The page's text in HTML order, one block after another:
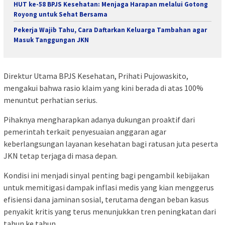
HUT ke-58 BPJS Kesehatan: Menjaga Harapan melalui Gotong
Royong untuk Sehat Bersama
Pekerja Wajib Tahu, Cara Daftarkan Keluarga Tambahan agar
Masuk Tanggungan JKN
Direktur Utama BPJS Kesehatan, Prihati Pujowaskito,
mengakui bahwa rasio klaim yang kini berada di atas 100%
menuntut perhatian serius.
Pihaknya mengharapkan adanya dukungan proaktif dari
pemerintah terkait penyesuaian anggaran agar
keberlangsungan layanan kesehatan bagi ratusan juta peserta
JKN tetap terjaga di masa depan.
Kondisi ini menjadi sinyal penting bagi pengambil kebijakan
untuk memitigasi dampak inflasi medis yang kian menggerus
efisiensi dana jaminan sosial, terutama dengan beban kasus
penyakit kritis yang terus menunjukkan tren peningkatan dari